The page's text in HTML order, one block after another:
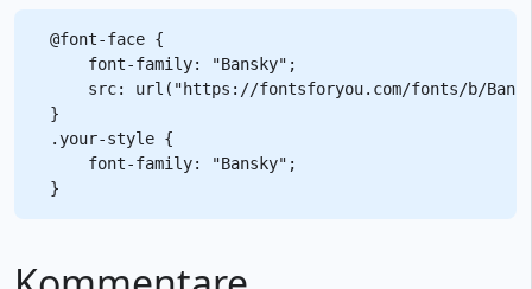
@font-face {
    font-family: "Bansky";
src: url("https://fontsforyou.com/fonts/b/
}
.your-style {
    font-family: "Bansky";